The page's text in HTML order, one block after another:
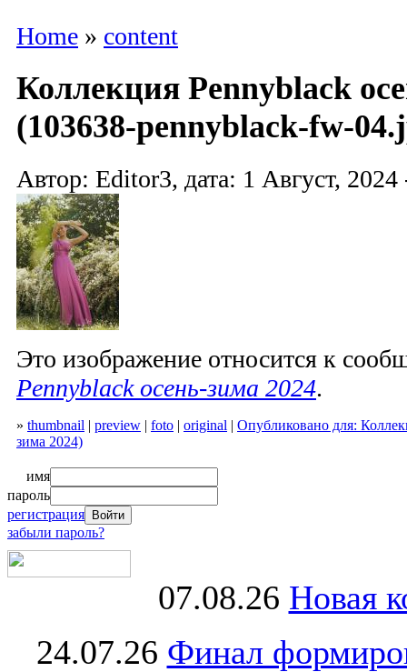
Home » content
Коллекция Pennyblack
(103638-pennyblack-fw-
Автор: Editor3, дата: 1 Август, 2024
Это изображение относится к
Pennyblack осень-зима 2024.
» thumbnail | preview | foto | original | Опубликовано для:
зима 2024)
имя
пароль
регистрация
забыли пароль?
07.08.26 Новая
24.07.26 Финал